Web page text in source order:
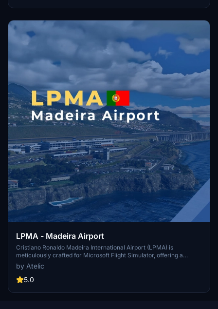
LPMA - Madeira Airport
Cristiano Ronaldo Madeira International Airport (LPMA) is
meticulously crafted for Microsoft Flight Simulator, offering a
realistic simulation of one of Europe’s most challenging airports.
This add-on features a detailed airport area with high-definition
terrain, accurate runway dimensions, and a fully modeled terminal
animated elements, and realistic surroundings, making it a
significant gateway to the beautiful Madeira Island. Compatibility
by Atelic
5.0